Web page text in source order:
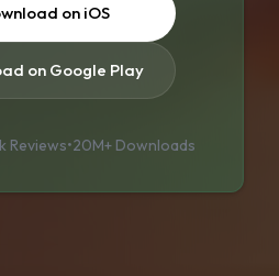
on iOS
on Google Play
Reviews•20M+ Downloads